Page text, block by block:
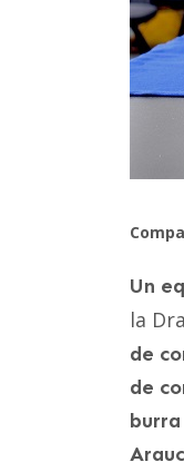
Un
la
de
de